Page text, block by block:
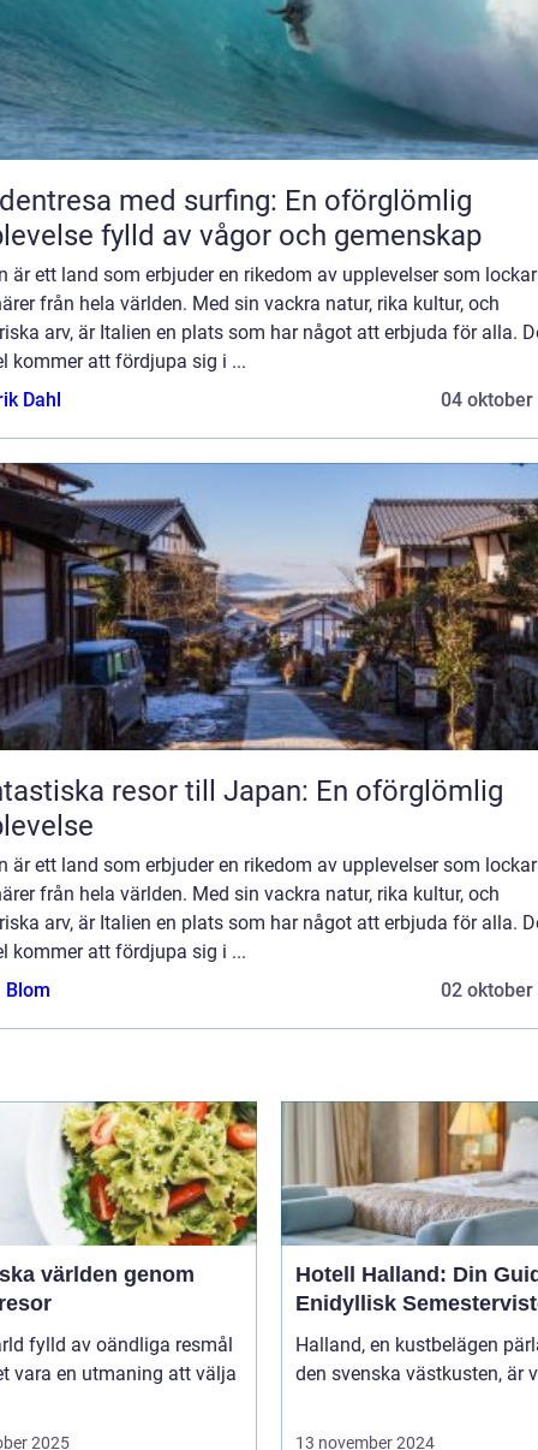
med surfing: En oförglömlig
fylld av vågor och gemenskap
är ett land som erbjuder en rikedom av upplevelser som lockar
från hela världen. Med sin vackra natur, rika kultur, och
arv, är Italien en plats som har något att erbjuda för alla.
kommer att fördjupa sig i ...
Dahl
04 oktober
resor till Japan: En oförglömlig
är ett land som erbjuder en rikedom av upplevelser som lockar
från hela världen. Med sin vackra natur, rika kultur, och
arv, är Italien en plats som har något att erbjuda för alla.
kommer att fördjupa sig i ...
Blom
02 oktober
världen genom
fylld av oändliga resmål
vara en utmaning att välja
2025
Hotell Halland: Din
Enidyllisk
Halland, en kustbelägen
den svenska västkusten, är
13 november 2024